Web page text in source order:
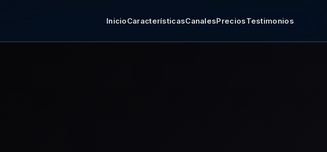
InicioCaracterísticasCanalesPreciosTestimonios